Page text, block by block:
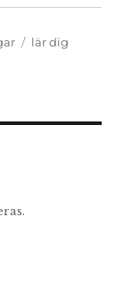
Etiketter
lär dig